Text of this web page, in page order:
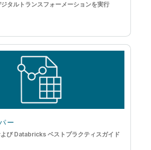
タルトランスフォーメーションを実行
ー
び Databricks ベストプラクティスガイド